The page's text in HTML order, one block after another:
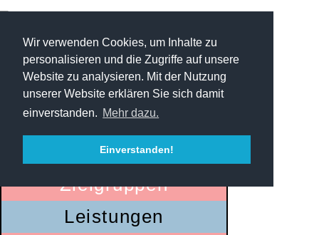
Wir verwenden Cookies, um Inhalte zu
personalisieren und die Zugriffe auf unsere
Website zu analysieren. Mit der Nutzung
unserer Website erklären Sie sich damit
einverstanden. Mehr dazu.
Einverstanden!
Startseite
Zielgruppen
Leistungen